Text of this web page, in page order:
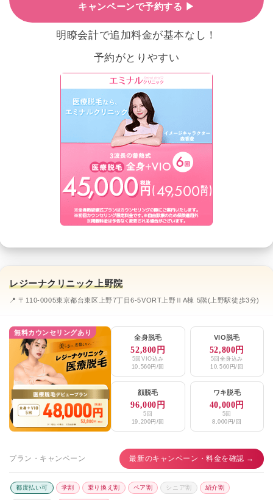
キャンペーンで予約する ▶
明瞭会計で追加料金が基本なし！
予約がとりやすい
レジーナクリニック上野院
📍 〒110-0005東京都台東区上野7丁目6-5VORT上野ⅡA棟 5階(上野駅徒歩3分)
無料カウンセリングあり
全身脱毛
52,800円
5回VIO込み
10,560円/回
VIO脱毛
52,800円
5回全身込み
10,560円/回
顔脱毛
96,000円
5回
19,200円/回
ワキ脱毛
40,000円
5回
8,000円/回
プラン・キャンペーン 最新のキャンペーン・料金を確認 →
都度払い可 学割 乗り換え割 ペア割 シニア割 紹介割